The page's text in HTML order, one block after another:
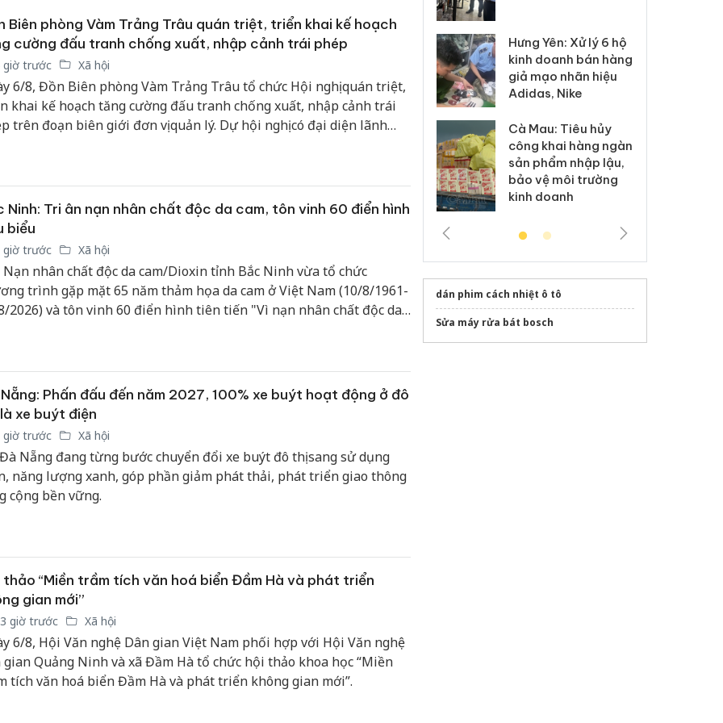
Biên phòng Vàm Trảng Trâu quán triệt, triển khai kế hoạch
cường đấu tranh chống xuất, nhập cảnh trái phép
giờ trước Xã hội
6/8, Đồn Biên phòng Vàm Trảng Trâu tổ chức Hội nghị quán triệt,
khai kế hoạch tăng cường đấu tranh chống xuất, nhập cảnh trái
trên đoạn biên giới đơn vị quản lý. Dự hội nghị có đại diện lãnh
Ninh: Tri ân nạn nhân chất độc da cam, tôn vinh 60 điển hình
biểu
giờ trước Xã hội
nhân chất độc da cam/Dioxin tỉnh Bắc Ninh vừa tổ chức
trình gặp mặt 65 năm thảm họa da cam ở Việt Nam (10/8/1961-
2026) và tôn vinh 60 điển hình tiên tiến "Vì nạn nhân chất độc da
Phấn đấu đến năm 2027, 100% xe buýt hoạt động ở đô
xe buýt điện
giờ trước Xã hội
Đà Nẵng đang từng bước chuyển đổi xe buýt đô thị sang sử dụng
năng lượng xanh, góp phần giảm phát thải, phát triển giao thông
cộng bền vững.
thảo “Miền trầm tích văn hoá biển Đầm Hà và phát triển
gian mới”
giờ trước Xã hội
6/8, Hội Văn nghệ Dân gian Việt Nam phối hợp với Hội Văn nghệ
gian Quảng Ninh và xã Đầm Hà tổ chức hội thảo khoa học “Miền
tích văn hoá biển Đầm Hà và phát triển không gian mới”.
Thanh Hóa: Tìm bị
bán bình sữa
Moyuum giả
An Giang: Đối tượng
Quốc ra đầu thú
Hưng Yên: Xử lý 6 hộ
kinh doanh bán hàng
giả mạo nhãn hiệu
Adidas, Nike
Cà Mau: Tiêu hủy
công khai hàng ngàn
sản phẩm nhập lậu,
bảo vệ môi trường
kinh doanh
dán phim cách nhiệt ô tô
Sửa máy rửa bát bosch